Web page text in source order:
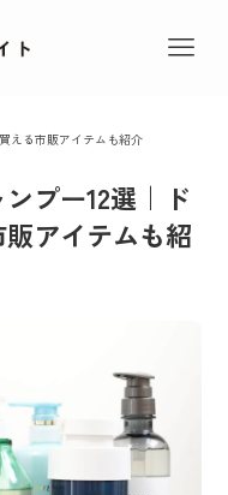
える市販アイテムも紹介
プー12選｜ド
アイテムも紹